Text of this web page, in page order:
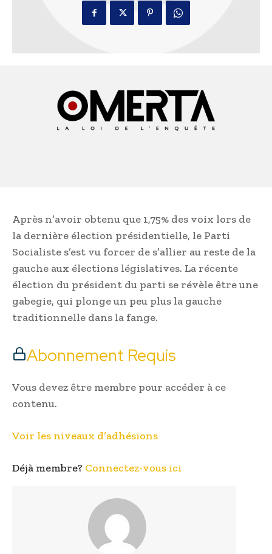
Après n’avoir obtenu que 1,75% des voix lors de
la dernière élection présidentielle, le Parti
Socialiste s’est vu forcer de s’allier au reste de la
gauche aux élections législatives. La récente
élection du président du parti se révèle être une
gabegie, qui plonge un peu plus la gauche
traditionnelle dans la fange.
Abonnement Requis
Vous devez être membre pour accéder à ce
contenu.
Voir les niveaux d’adhésions
Déjà membre? Connectez-vous ici